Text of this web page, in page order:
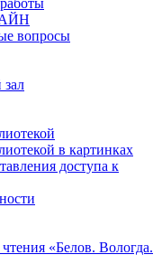
работы
вопросы
в картинках
доступа к
«Белов. Вологда.